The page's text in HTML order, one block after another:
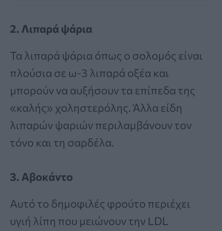
2. Λιπαρά ψάρια
Τα λιπαρά ψάρια όπως ο σολομός είναι
πλούσια σε ω-3 λιπαρά οξέα και
μπορούν να αυξήσουν τα επίπεδα της
«καλής» χοληστερόλης. Άλλα είδη
λιπαρών ψαριών περιλαμβάνουν τον
τόνο και τη σαρδέλα.
3. Αβοκάντο
Αυτό το δημοφιλές φρούτο περιέχει
υγιή λίπη που μειώνουν την LDL